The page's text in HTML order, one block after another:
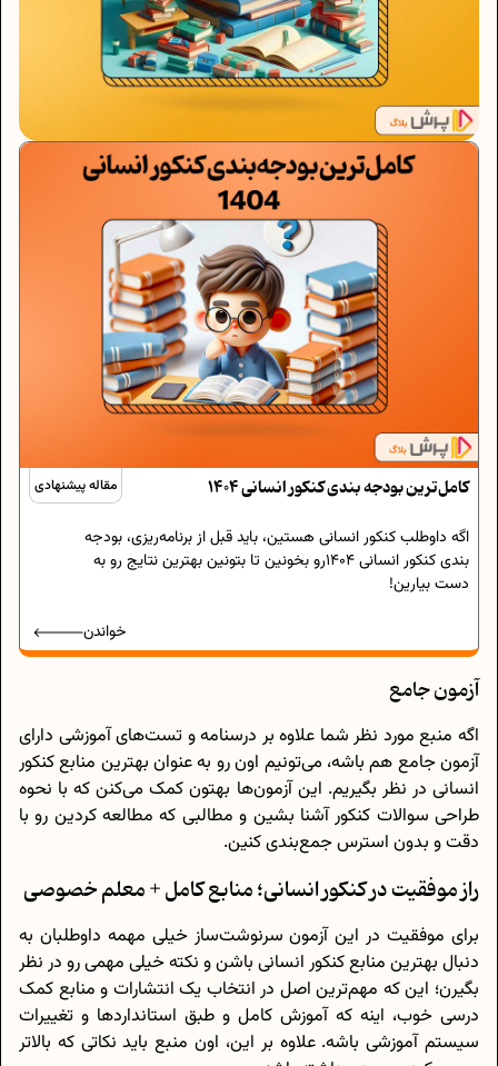
مقاله پیشنهادی کامل‌ترین بودجه بندی کنکور انسانی 1404
اگه داوطلب کنکور انسانی هستین، باید قبل از برنامه‌ریزی، بودجه
بندی کنکور انسانی 1404رو بخونین تا بتونین بهترین نتایج رو به
دست بیارین!
خواندن
آزمون جامع
اگه منبع مورد نظر شما علاوه بر درسنامه و تست‌های آموزشی دارای
آزمون جامع هم باشه، می‌تونیم اون رو به عنوان بهترین منابع کنکور
انسانی در نظر بگیریم. این آزمون‌ها بهتون کمک می‌کنن که با نحوه
طراحی سوالات کنکور آشنا بشین و مطالبی که مطالعه کردین رو با
دقت و بدون استرس جمع‌بندی کنین.
راز موفقیت در کنکور انسانی؛ منابع کامل + معلم خصوصی
برای موفقیت در این آزمون سرنوشت‌ساز خیلی مهمه داوطلبان به
دنبال بهترین منابع کنکور انسانی باشن و نکته خیلی مهمی رو در نظر
بگیرن؛ این که مهم‌ترین اصل در انتخاب یک انتشارات و منابع کمک
درسی خوب، اینه که آموزش کامل و طبق استانداردها و تغییرات
سیستم آموزشی باشه. علاوه بر این، اون منبع باید نکاتی که بالاتر